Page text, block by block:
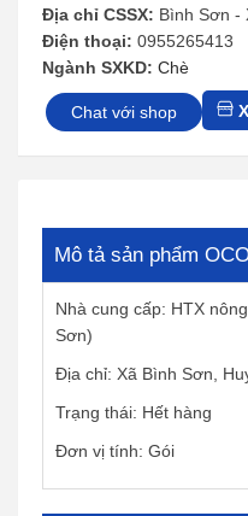
Địa chỉ CSSX: Bình Sơn -
Điện thoại: 0955265413
Ngành SXKD: Chè
Chat với shop
Mô tả sản phẩm
Nhà cung cấp: HTX
Sơn)
Địa chỉ: Xã Bình Sơn,
Trạng thái: Hết hàng
Đơn vị tính: Gói